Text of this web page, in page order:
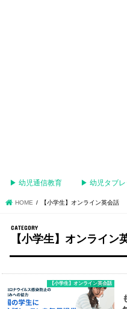
▶︎ 幼児通信教育 ▶︎ 幼児タブレ
HOME 【小学生】オンライン英会話
【小学生】オンライン
【小学生】オンライン英会話